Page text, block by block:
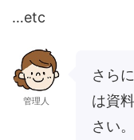
…etc
管理人
さら
は資
さい。